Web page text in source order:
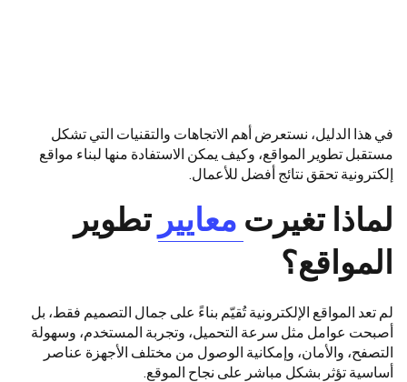
في هذا الدليل، نستعرض أهم الاتجاهات والتقنيات التي تشكل
مستقبل تطوير المواقع، وكيف يمكن الاستفادة منها لبناء مواقع
إلكترونية تحقق نتائج أفضل للأعمال.
لماذا تغيرت معايير تطوير
المواقع؟
لم تعد المواقع الإلكترونية تُقيّم بناءً على جمال التصميم فقط، بل
أصبحت عوامل مثل سرعة التحميل، وتجربة المستخدم، وسهولة
التصفح، والأمان، وإمكانية الوصول من مختلف الأجهزة عناصر
أساسية تؤثر بشكل مباشر على نجاح الموقع.